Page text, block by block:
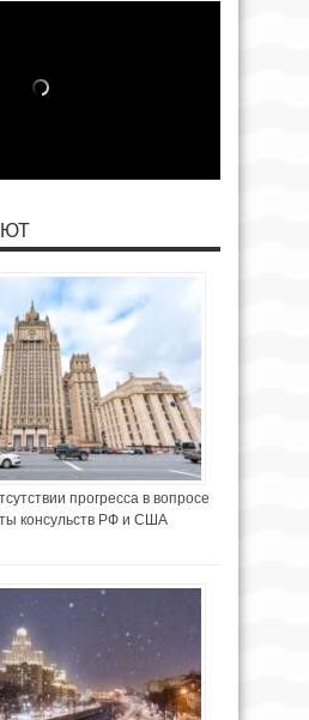
прогресса в вопросе
консульств РФ и США